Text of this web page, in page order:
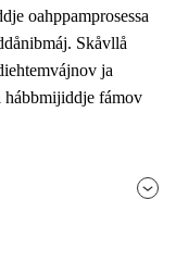
oahppamprosessa
Skåvllå
ja
hábbmijiddje fámov